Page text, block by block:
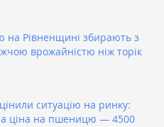
Рівненщині збирають з
врожайністю ніж торік
ситуацію на ринку:
ціна на пшеницю — 4500